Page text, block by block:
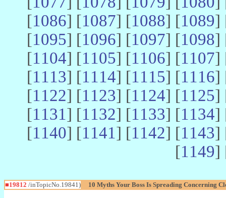
[1086] [1087] [1088] [1089]
[1095] [1096] [1097] [1098]
[1104] [1105] [1106] [1107]
[1113] [1114] [1115] [1116]
[1122] [1123] [1124] [1125]
[1131] [1132] [1133] [1134]
[1140] [1141] [1142] [1143]
[1149]
■19812 /inTopicNo.19841) 10 Myths Your Boss Is Spreading Concerning